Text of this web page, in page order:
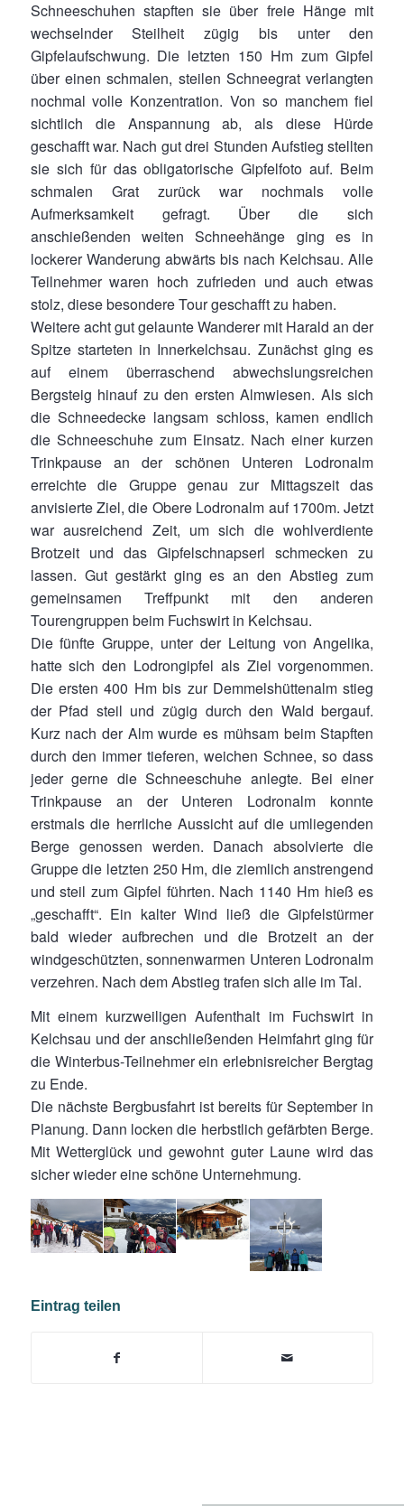
Schneeschuhen stapften sie über freie Hänge mit
wechselnder Steilheit zügig bis unter den
Gipfelaufschwung. Die letzten 150 Hm zum Gipfel
über einen schmalen, steilen Schneegrat verlangten
nochmal volle Konzentration. Von so manchem fiel
sichtlich die Anspannung ab, als diese Hürde
geschafft war. Nach gut drei Stunden Aufstieg stellten
sie sich für das obligatorische Gipfelfoto auf. Beim
schmalen Grat zurück war nochmals volle
Aufmerksamkeit gefragt. Über die sich
anschießenden weiten Schneehänge ging es in
lockerer Wanderung abwärts bis nach Kelchsau. Alle
Teilnehmer waren hoch zufrieden und auch etwas
stolz, diese besondere Tour geschafft zu haben.
Weitere acht gut gelaunte Wanderer mit Harald an der
Spitze starteten in Innerkelchsau. Zunächst ging es
auf einem überraschend abwechslungsreichen
Bergsteig hinauf zu den ersten Almwiesen. Als sich
die Schneedecke langsam schloss, kamen endlich
die Schneeschuhe zum Einsatz. Nach einer kurzen
Trinkpause an der schönen Unteren Lodronalm
erreichte die Gruppe genau zur Mittagszeit das
anvisierte Ziel, die Obere Lodronalm auf 1700m. Jetzt
war ausreichend Zeit, um sich die wohlverdiente
Brotzeit und das Gipfelschnapserl schmecken zu
lassen. Gut gestärkt ging es an den Abstieg zum
gemeinsamen Treffpunkt mit den anderen
Tourengruppen beim Fuchswirt in Kelchsau.
Die fünfte Gruppe, unter der Leitung von Angelika,
hatte sich den Lodrongipfel als Ziel vorgenommen.
Die ersten 400 Hm bis zur Demmelshüttenalm stieg
der Pfad steil und zügig durch den Wald bergauf.
Kurz nach der Alm wurde es mühsam beim Stapften
durch den immer tieferen, weichen Schnee, so dass
jeder gerne die Schneeschuhe anlegte. Bei einer
Trinkpause an der Unteren Lodronalm konnte
erstmals die herrliche Aussicht auf die umliegenden
Berge genossen werden. Danach absolvierte die
Gruppe die letzten 250 Hm, die ziemlich anstrengend
und steil zum Gipfel führten. Nach 1140 Hm hieß es
„geschafft“. Ein kalter Wind ließ die Gipfelstürmer
bald wieder aufbrechen und die Brotzeit an der
windgeschützten, sonnenwarmen Unteren Lodronalm
verzehren. Nach dem Abstieg trafen sich alle im Tal.
Mit einem kurzweiligen Aufenthalt im Fuchswirt in
Kelchsau und der anschließenden Heimfahrt ging für
die Winterbus-Teilnehmer ein erlebnisreicher Bergtag
zu Ende.
Die nächste Bergbusfahrt ist bereits für September in
Planung. Dann locken die herbstlich gefärbten Berge.
Mit Wetterglück und gewohnt guter Laune wird das
sicher wieder eine schöne Unternehmung.
Eintrag teilen